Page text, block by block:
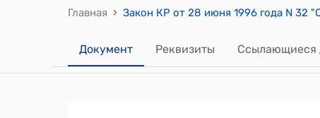
Главная ›
Документ Реквизиты Ссылающиеся